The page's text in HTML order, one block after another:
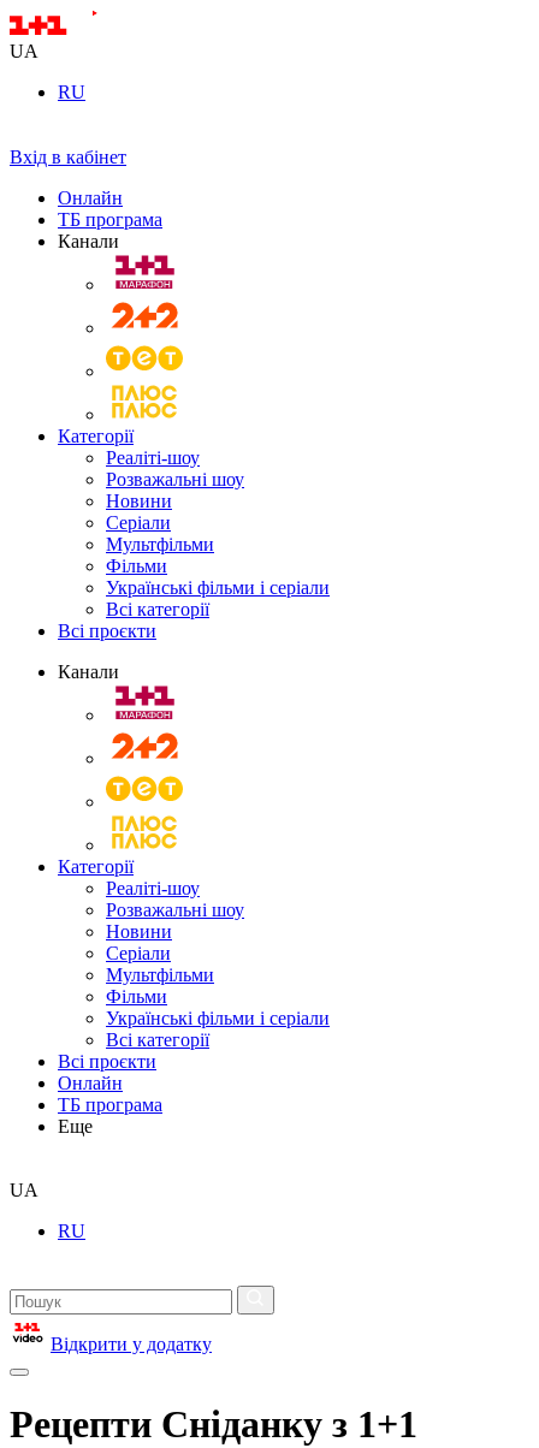
UA
RU
Вхід в кабінет
Онлайн
ТБ програма
Канали
Категорії
Реаліті-шоу
Розважальні шоу
Новини
Серіали
Мультфільми
Фільми
Українські фільми і серіали
Всі категорії
Всі проєкти
Канали
Категорії
Реаліті-шоу
Розважальні шоу
Новини
Серіали
Мультфільми
Фільми
Українські фільми і серіали
Всі категорії
Всі проєкти
Онлайн
ТБ програма
Еще
UA
RU
Відкрити у додатку
Рецепти Сніданку з 1+1